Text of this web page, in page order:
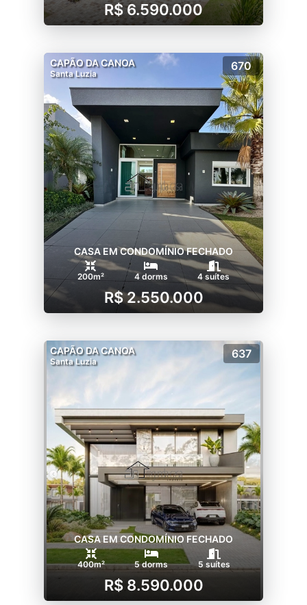
R$ 6.590.000
CAPÃO DA CANOA
Santa Luzia
670
CASA EM CONDOMÍNIO FECHADO
200m² 4 dorms 4 suítes
R$ 2.550.000
CAPÃO DA CANOA
Santa Luzia
637
CASA EM CONDOMÍNIO FECHADO
400m² 5 dorms 5 suítes
R$ 8.590.000